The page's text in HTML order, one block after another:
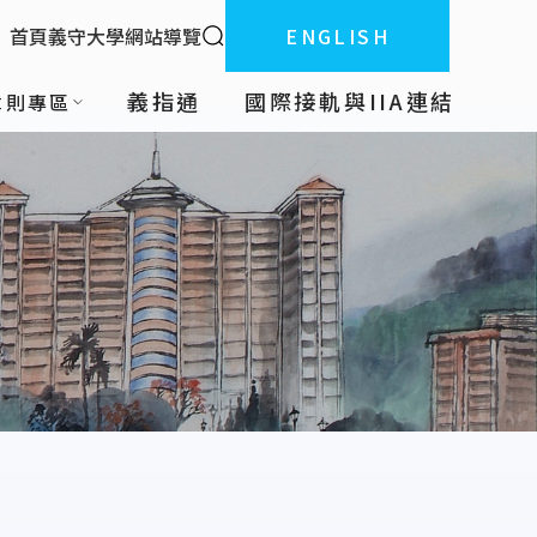
:::
首頁義守大學網站導覽 全站搜索ENGLISH
專區 義指通 國際接軌與IIA連結